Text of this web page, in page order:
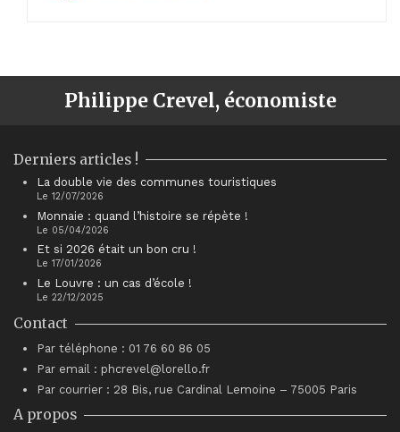
Philippe Crevel, économiste
Derniers articles !
La double vie des communes touristiques
Le 12/07/2026
Monnaie : quand l’histoire se répète !
Le 05/04/2026
Et si 2026 était un bon cru !
Le 17/01/2026
Le Louvre : un cas d’école !
Le 22/12/2025
Contact
Par téléphone : 01 76 60 86 05
Par email : phcrevel@lorello.fr
Par courrier : 28 Bis, rue Cardinal Lemoine – 75005 Paris
A propos